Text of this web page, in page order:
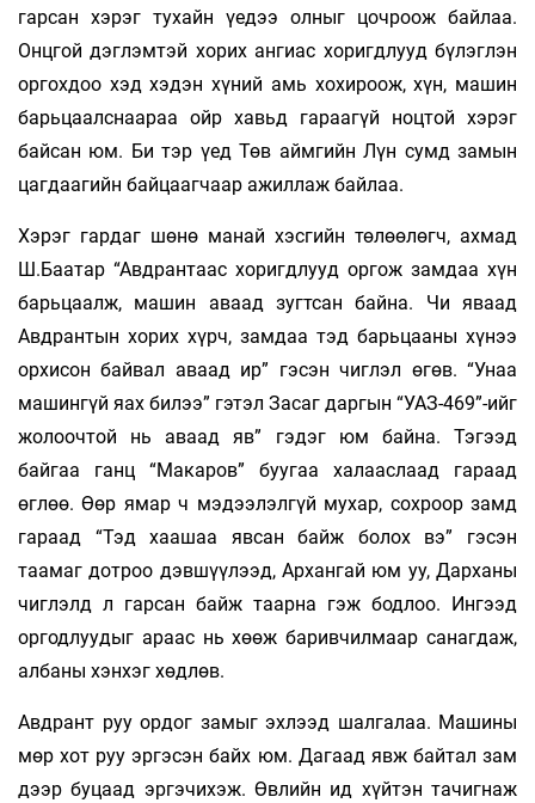
гарсан хэрэг тухайн үедээ олныг цочроож байлаа.
Онцгой дэглэмтэй хорих ангиас хоригдлууд бүлэглэн
оргохдоо хэд хэдэн хүний амь хохироож, хүн, машин
барьцаалснаараа ойр хавьд гараагүй ноцтой хэрэг
байсан юм. Би тэр үед Төв аймгийн Лүн сумд замын
цагдаагийн байцаагчаар ажиллаж байлаа.
Хэрэг гардаг шөнө манай хэсгийн төлөөлөгч, ахмад
Ш.Баатар “Авдрантаас хоригдлууд оргож замдаа хүн
барьцаалж, машин аваад зугтсан байна. Чи яваад
Авдрантын хорих хүрч, замдаа тэд барьцааны хүнээ
орхисон байвал аваад ир” гэсэн чиглэл өгөв. “Унаа
машингүй яах билээ” гэтэл Засаг даргын “УАЗ-469”-ийг
жолоочтой нь аваад яв” гэдэг юм байна. Тэгээд
байгаа ганц “Макаров” буугаа халааслаад гараад
өглөө. Өөр ямар ч мэдээлэлгүй мухар, сохроор замд
гараад “Тэд хаашаа явсан байж болох вэ” гэсэн
таамаг дотроо дэвшүүлээд, Архангай юм уу, Дарханы
чиглэлд л гарсан байж таарна гэж бодлоо. Ингээд
оргодлуудыг араас нь хөөж баривчилмаар санагдаж,
албаны хэнхэг хөдлөв.
Авдрант руу ордог замыг эхлээд шалгалаа. Машины
мөр хот руу эргэсэн байх юм. Дагаад явж байтал зам
дээр буцаад эргэчихэж. Өвлийн ид хүйтэн тачигнаж